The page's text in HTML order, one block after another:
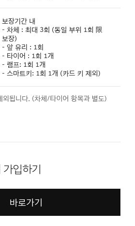
보장기간 내
- 차체 : 최대 3회 (동일 부위 1회 限
보장)
- 앞 유리 : 1회
- 타이어 : 1회 1개
- 램프: 1회 1개
- 스마트키: 1회 1개 (카드 키 제외)
됩니다. (차체/타이어 항목과 별도)
입하기
바로가기